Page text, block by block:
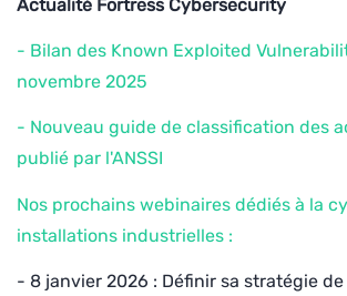
Actualité Fortress Cybersecurity
- Bilan des Known Exploited
novembre 2025
- Nouveau guide de classification des
publié par l'ANSSI
Nos prochains webinaires dédiés à la
installations industrielles :
- 8 janvier 2026 : Définir sa stratégie